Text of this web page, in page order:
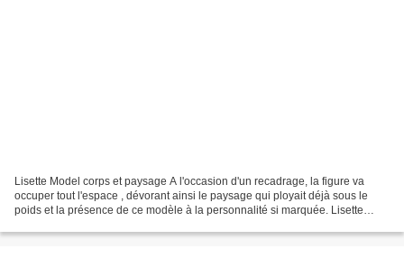
Lisette Model corps et paysage A l'occasion d'un recadrage, la figure va
occuper tout l'espace , dévorant ainsi le paysage qui ployait déjà sous le
poids et la présence de ce modèle à la personnalité si marquée. Lisette